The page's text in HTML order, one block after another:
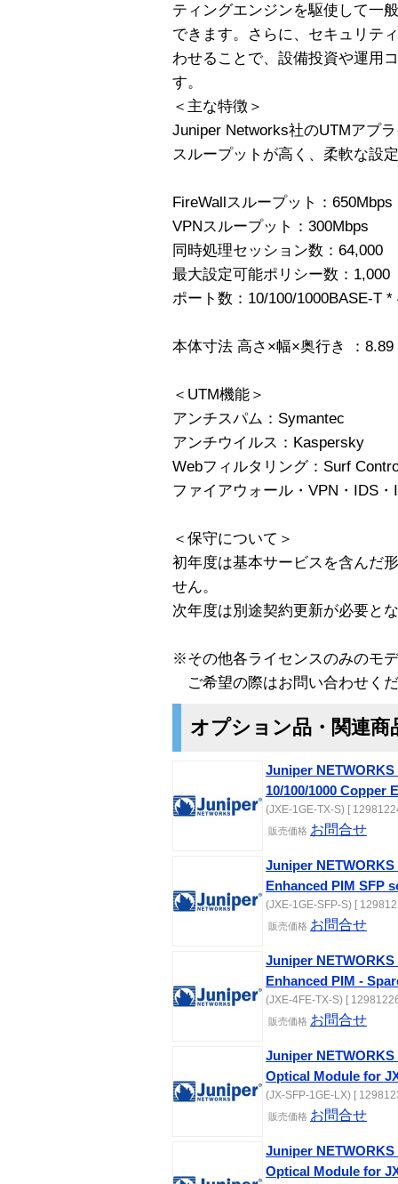
ティングエンジンを駆使して一
できます。さらに、セキュリテ
わせることで、設備投資や運用
す。
＜主な特徴＞
Juniper Networks社のUTMアプ
スループットが高く、柔軟な設
FireWallスループット：650Mbps
VPNスループット：300Mbps
同時処理セッション数：64,000
最大設定可能ポリシー数：1,000
ポート数：10/100/1000BASE-T *
本体寸法 高さ×幅×奥行き ：
＜UTM機能＞
アンチスパム：Symantec
アンチウイルス：Kaspersky
Webフィルタリング：Surf
ファイアウォール・VPN・IDS
＜保守について＞
初年度は基本サービスを含んだ
せん。
次年度は別途契約更新が必要と
※その他各ライセンスのみのモ
ご希望の際はお問い合わせく
オプション品・関連商
Juniper
10/100/1000 Copper
(JXE-1GE-TX-S) [
販売価格 お問合せ
Juniper
Enhanced PIM SFP
(JXE-1GE-SFP-S) [
販売価格 お問合せ
Juniper
Enhanced PIM -
(JXE-4FE-TX-S) [
販売価格 お問合せ
Juniper
Optical Module for
(JX-SFP-1GE-LX) [
販売価格 お問合せ
Juniper NETWORKS
Optical Module for